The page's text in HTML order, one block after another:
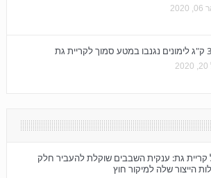
קריית גת: ענקית השבבים שוקלת להעביר חלק
הייצור שלה למיקור חוץ